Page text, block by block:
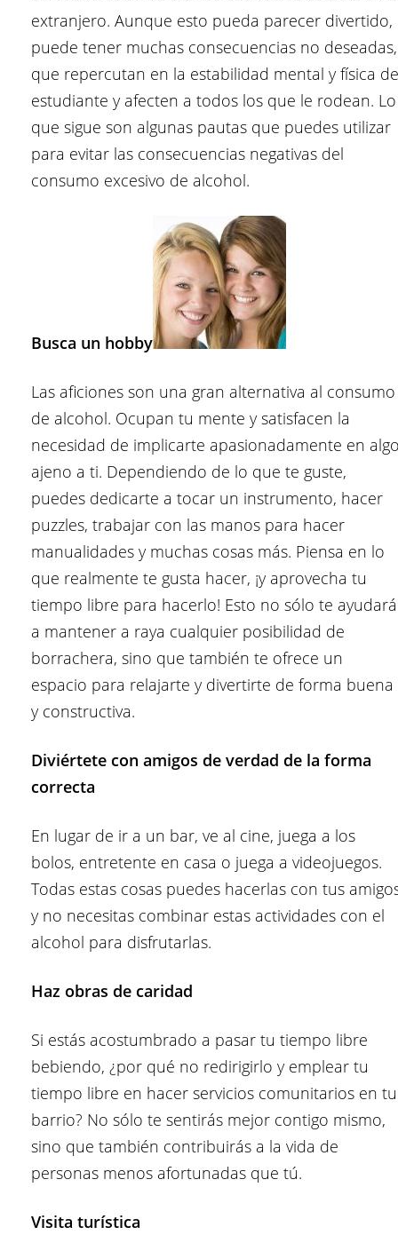
extranjero. Aunque esto pueda parecer divertido,
puede tener muchas consecuencias no deseadas,
que repercutan en la estabilidad mental y física
estudiante y afecten a todos los que le rodean. Lo
que sigue son algunas pautas que puedes utilizar
para evitar las consecuencias negativas del
consumo excesivo de alcohol.
Busca un hobby
Las aficiones son una gran alternativa al consumo
de alcohol. Ocupan tu mente y satisfacen la
necesidad de implicarte apasionadamente en
ajeno a ti. Dependiendo de lo que te guste,
puedes dedicarte a tocar un instrumento, hacer
puzzles, trabajar con las manos para hacer
manualidades y muchas cosas más. Piensa en lo
que realmente te gusta hacer, ¡y aprovecha tu
tiempo libre para hacerlo! Esto no sólo te ayudará
a mantener a raya cualquier posibilidad de
borrachera, sino que también te ofrece un
espacio para relajarte y divertirte de forma buena
y constructiva.
Diviértete con amigos de verdad de la forma
correcta
En lugar de ir a un bar, ve al cine, juega a los
bolos, entretente en casa o juega a videojuegos.
Todas estas cosas puedes hacerlas con tus
y no necesitas combinar estas actividades con el
alcohol para disfrutarlas.
Haz obras de caridad
Si estás acostumbrado a pasar tu tiempo libre
bebiendo, ¿por qué no redirigirlo y emplear tu
tiempo libre en hacer servicios comunitarios en tu
barrio? No sólo te sentirás mejor contigo mismo,
sino que también contribuirás a la vida de
personas menos afortunadas que tú.
Visita turística